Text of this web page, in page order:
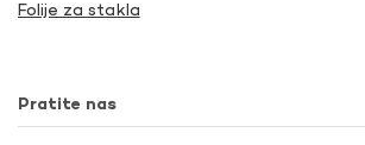
Folije za stakla
Pratite nas